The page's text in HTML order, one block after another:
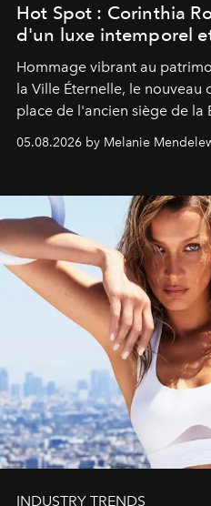
Hot Spot : Corinthia
d'un luxe intemporel
Hommage vibrant au
la Ville Éternelle, le nouveau
place de l'ancien siège de la
de vivre Romain dans toute
05.08.2026 by Melanie
INDUSTRY TRENDS